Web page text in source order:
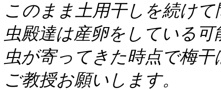
このまま土用干しを続け
虫殿達は産卵をしている
虫が寄ってきた時点で梅
ご教授お願いします。